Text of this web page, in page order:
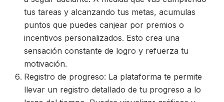
tus tareas y alcanzando tus metas, acumulas
puntos que puedes canjear por premios o
incentivos personalizados. Esto crea una
sensación constante de logro y refuerza tu
motivación.
Registro de progreso: La plataforma te permite
llevar un registro detallado de tu progreso a lo